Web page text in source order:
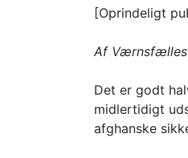
[Oprindeligt
Af Værnsfælles
Det er godt
midlertidigt
afghanske